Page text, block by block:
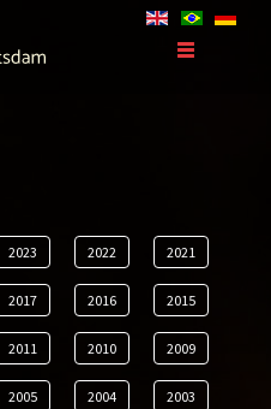
2023 2022 2021
2017 2016 2015
2011 2010 2009
2005 2004 2003